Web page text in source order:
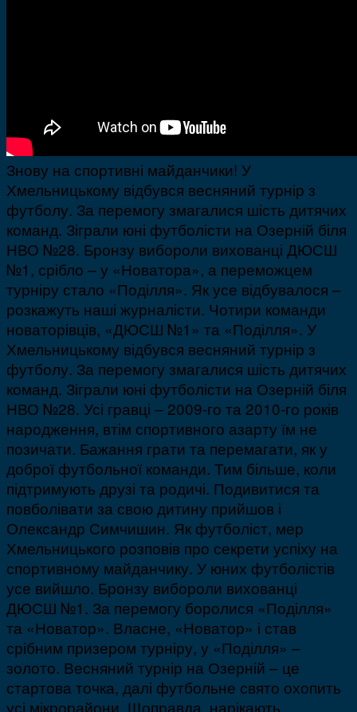
Знову на спортивні майданчики! У
Хмельницькому відбувся весняний турнір з
футболу. За перемогу змагалися шість дитячих
команд. Зіграли юні футболісти на Озерній біля
НВО №28. Бронзу вибороли вихованці ДЮСШ
№1, срібло – у «Новатора», а переможцем
турніру стало «Поділля». Як усе відбувалося –
розкажуть наші журналісти. Чотири команди
новаторівців, «ДЮСШ №1» та «Поділля». У
Хмельницькому відбувся весняний турнір з
футболу. За перемогу змагалися шість дитячих
команд. Зіграли юні футболісти на Озерній біля
НВО №28. Усі гравці – 2009-го та 2010-го років
народження, втім спортивного азарту їм не
позичати. Бажання грати та перемагати, як у
доброї футбольної команди. Тим більше, коли
підтримують друзі та родичі. Подивитися та
повболівати за свою дитину прийшов і
Олександр Симчишин. Як футболіст, мер
Хмельницького розповів про секрети успіху на
спортивному майданчику. У юних футболістів
усе вийшло. Бронзу вибороли вихованці
ДЮСШ №1. За перемогу боролися «Поділля»
та «Новатор». Власне, «Новатор» і став
срібним призером турніру, у «Поділля» –
золото. Весняний турнір на Озерній – це
стартова точка, далі футбольне свято охопить
усі мікрорайони. Щоправда, нарікають